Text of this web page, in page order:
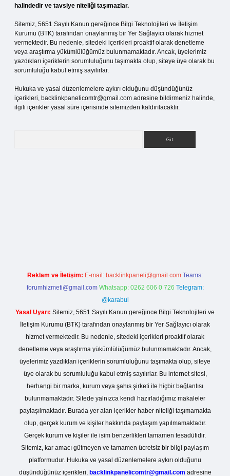
halindedir ve tavsiye niteliği taşımazlar.
Sitemiz, 5651 Sayılı Kanun gereğince Bilgi Teknolojileri ve İletişim
Kurumu (BTK) tarafından onaylanmış bir Yer Sağlayıcı olarak hizmet
vermektedir. Bu nedenle, sitedeki içerikleri proaktif olarak denetleme
veya araştırma yükümlülüğümüz bulunmamaktadır. Ancak, üyelerimiz
yazdıkları içeriklerin sorumluluğunu taşımakta olup, siteye üye olarak bu
sorumluluğu kabul etmiş sayılırlar.
Hukuka ve yasal düzenlemelere aykırı olduğunu düşündüğünüz
içerikleri, backlinkpanelicomtr@gmail.com adresine bildirmeniz halinde,
ilgili içerikler yasal süre içerisinde sitemizden kaldırılacaktır.
Reklam ve İletişim: E-mail: backlinkpaneli@gmail.com Teams:
forumhizmeti@gmail.com Whatsapp: 0262 606 0 726 Telegram:
@karabul
Yasal Uyarı: Sitemiz, 5651 Sayılı Kanun gereğince Bilgi Teknolojileri ve
İletişim Kurumu (BTK) tarafından onaylanmış bir Yer Sağlayıcı olarak
hizmet vermektedir. Bu nedenle, sitedeki içerikleri proaktif olarak
denetleme veya araştırma yükümlülüğümüz bulunmamaktadır. Ancak,
üyelerimiz yazdıkları içeriklerin sorumluluğunu taşımakta olup, siteye
üye olarak bu sorumluluğu kabul etmiş sayılırlar. Bu internet sitesi,
herhangi bir marka, kurum veya şahıs şirketi ile hiçbir bağlantısı
bulunmamaktadır. Sitede yalnızca kendi hazırladığımız makaleler
paylaşılmaktadır. Burada yer alan içerikler haber niteliği taşımamakta
olup, gerçek kurum ve kişiler hakkında paylaşım yapılmamaktadır.
Gerçek kurum ve kişiler ile isim benzerlikleri tamamen tesadüfidir.
Sitemiz, kar amacı gütmeyen ve tamamen ücretsiz bir bilgi paylaşım
platformudur. Hukuka ve yasal düzenlemelere aykırı olduğunu
düşündüğünüz içerikleri, backlinkpanelicomtr@gmail.com adresine